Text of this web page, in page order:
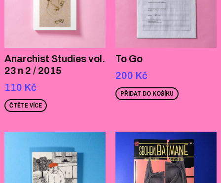
Anarchist Studies vol.
23 n 2 / 2015
110 Kč
ČTĚTE VÍCE
To Go
200 Kč
PŘIDAT DO KOŠÍKU